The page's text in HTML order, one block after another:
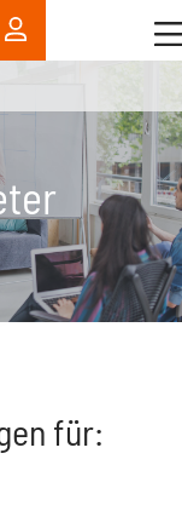
für: